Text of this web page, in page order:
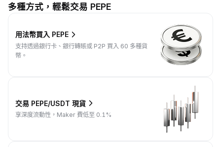
多種方式，輕鬆交易 PEPE
用法幣買入 PEPE
支持透過銀行卡、銀行轉賬或 P2P 買入 60 多種貨
幣。
交易 PEPE/USDT 現貨
享深度流動性，Maker 費低至 0.1%